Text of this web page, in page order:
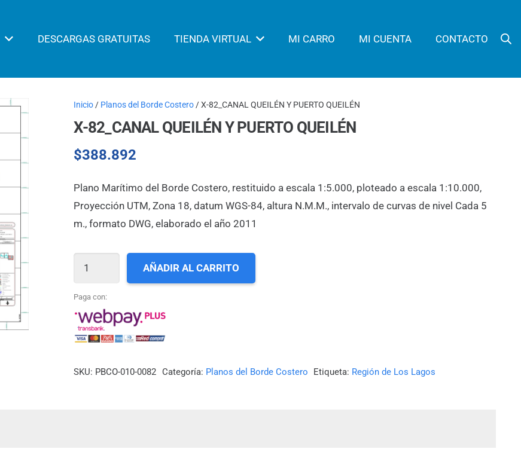
DESCARGAS GRATUITAS TIENDA VIRTUAL MI CARRO MI CUENTA CONTACTO
Inicio / Planos del Borde Costero / X-82_CANAL QUEILÉN Y PUERTO QUEILÉN
X-82_CANAL QUEILÉN Y PUERTO QUEILÉN
$388.892
Plano Marítimo del Borde Costero, restituido a escala 1:5.000, ploteado a escala 1:10.000,
Proyección UTM, Zona 18, datum WGS-84, altura N.M.M., intervalo de curvas de nivel Cada 5
m., formato DWG, elaborado el año 2011
QUEILÉN
Y
PUERTO
cantidad
AÑADIR AL CARRITO
Paga con:
SKU: PBCO-010-0082 Categoría: Planos del Borde Costero Etiqueta: Región de Los Lagos